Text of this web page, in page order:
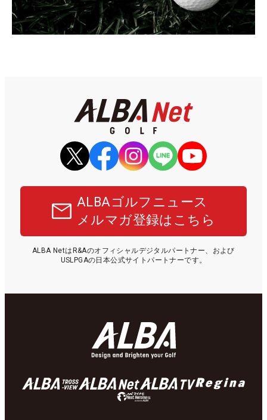
ALBAゴルフニュース
メルマガ登録はこちら
ALBA NetはR&Aのオフィシャルデジタルパートナー、および
USLPGAの日本公式サイトパートナーです。